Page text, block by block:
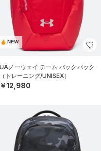
NEW
UAノーウェイ チーム バックパック
（トレーニング/UNISEX）
￥12,980